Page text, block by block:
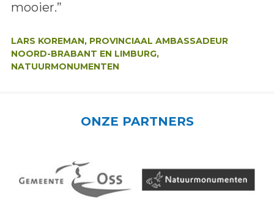
mooier.”
LARS KOREMAN, PROVINCIAAL AMBASSADEUR
NOORD-BRABANT EN LIMBURG,
NATUURMONUMENTEN
ONZE PARTNERS